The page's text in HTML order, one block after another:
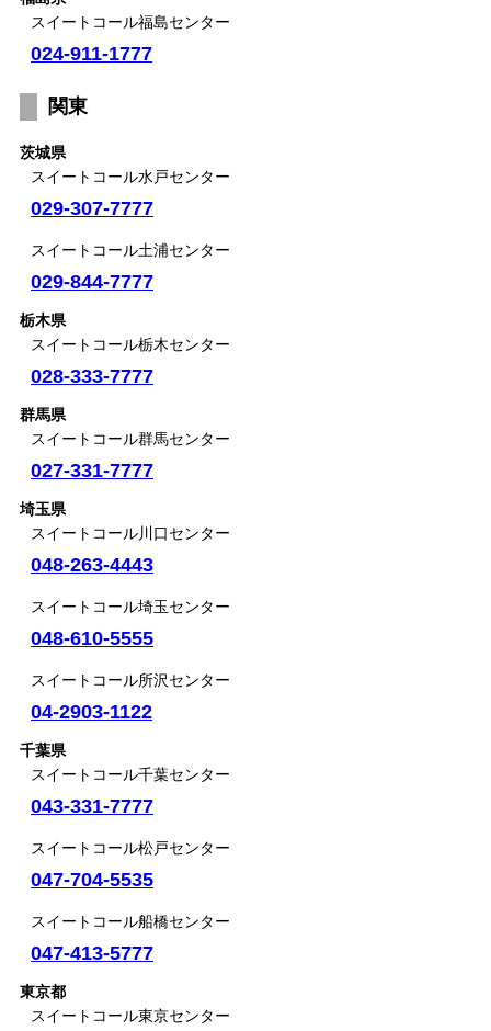
スイートコール福島センター
024-911-1777
関東
茨城県
スイートコール水戸センター
029-307-7777
スイートコール土浦センター
029-844-7777
栃木県
スイートコール栃木センター
028-333-7777
群馬県
スイートコール群馬センター
027-331-7777
埼玉県
スイートコール川口センター
048-263-4443
スイートコール埼玉センター
048-610-5555
スイートコール所沢センター
04-2903-1122
千葉県
スイートコール千葉センター
043-331-7777
スイートコール松戸センター
047-704-5535
スイートコール船橋センター
047-413-5777
東京都
スイートコール東京センター